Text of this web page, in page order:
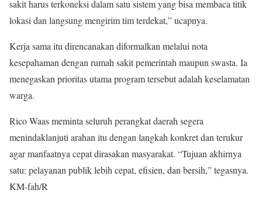
sakit harus terkoneksi dalam satu sistem yang bisa membaca titik
lokasi dan langsung mengirim tim terdekat,” ucapnya.
Kerja sama itu direncanakan diformalkan melalui nota
kesepahaman dengan rumah sakit pemerintah maupun swasta. Ia
menegaskan prioritas utama program tersebut adalah keselamatan
warga.
Rico Waas meminta seluruh perangkat daerah segera
menindaklanjuti arahan itu dengan langkah konkret dan terukur
agar manfaatnya cepat dirasakan masyarakat. “Tujuan akhirnya
satu: pelayanan publik lebih cepat, efisien, dan bersih,” tegasnya.
KM-fah/R